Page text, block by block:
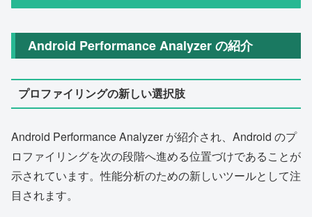
Android Performance Analyzer の紹介
プロファイリングの新しい選択肢
Android Performance Analyzer が紹介され、Android のプ
ロファイリングを次の段階へ進める位置づけであることが
示されています。性能分析のための新しいツールとして注
目されます。